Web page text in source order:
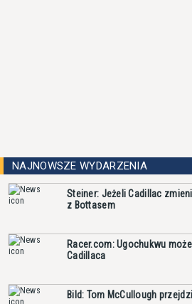
NAJNOWSZE WYDARZENIA
Steiner: Jeżeli Cadillac
z Bottasem
Racer.com: Ugochukwu
Cadillaca
Bild: Tom McCullough